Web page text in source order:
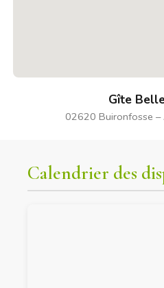
Gîte
02620 Buironfosse –
Calendrier des